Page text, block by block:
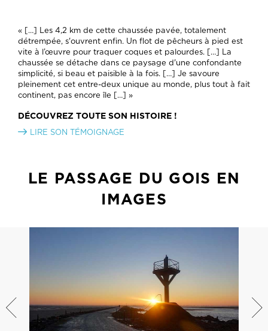
« […] Les 4,2 km de cette chaussée pavée, totalement
détrempée, s'ouvrent enfin. Un flot de pêcheurs à pied est
vite à l’œuvre pour traquer coques et palourdes. […] La
chaussée se détache dans ce paysage d'une confondante
simplicité, si beau et paisible à la fois. […] Je savoure
pleinement cet entre-deux unique au monde, plus tout à fait
continent, pas encore île […] »
DÉCOUVREZ TOUTE SON HISTOIRE !
LIRE SON TÉMOIGNAGE
LE PASSAGE DU GOIS EN
IMAGES